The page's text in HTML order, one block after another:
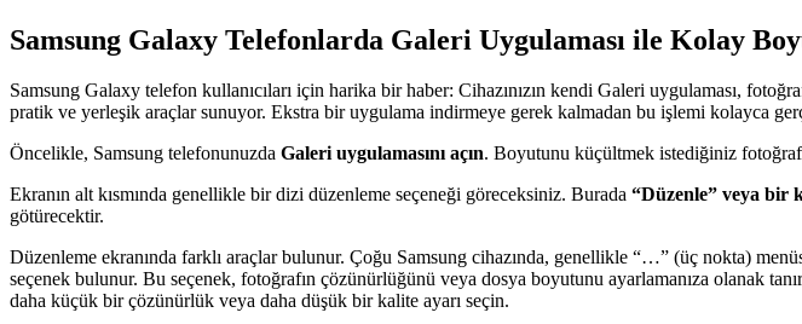
Samsung Galaxy Telefonlarda Galeri Uygulaması ile Kolay
Samsung Galaxy telefon kullanıcıları için harika bir haber: Cihazınızın kendi Galeri uygulaması,
pratik ve yerleşik araçlar sunuyor. Ekstra bir uygulama indirmeye gerek kalmadan bu işlemi kolayca
Öncelikle, Samsung telefonunuzda Galeri uygulamasını açın. Boyutunu küçültmek istediğiniz
Ekranın alt kısmında genellikle bir dizi düzenleme seçeneği göreceksiniz. Burada “Düzenle” veya bir
götürecektir.
Düzenleme ekranında farklı araçlar bulunur. Çoğu Samsung cihazında, genellikle “…” (üç nokta)
seçenek bulunur. Bu seçenek, fotoğrafın çözünürlüğünü veya dosya boyutunu ayarlamanıza olanak
daha küçük bir çözünürlük veya daha düşük bir kalite ayarı seçin.